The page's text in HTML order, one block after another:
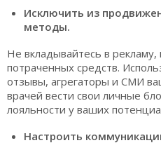
Исключить из
методы.
Не вкладывайтесь в рекламу,
потраченных средств.
отзывы, агрегаторы и СМИ
врачей вести свои личные
лояльности у ваших
Настроить